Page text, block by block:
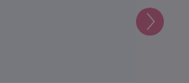
Suivant